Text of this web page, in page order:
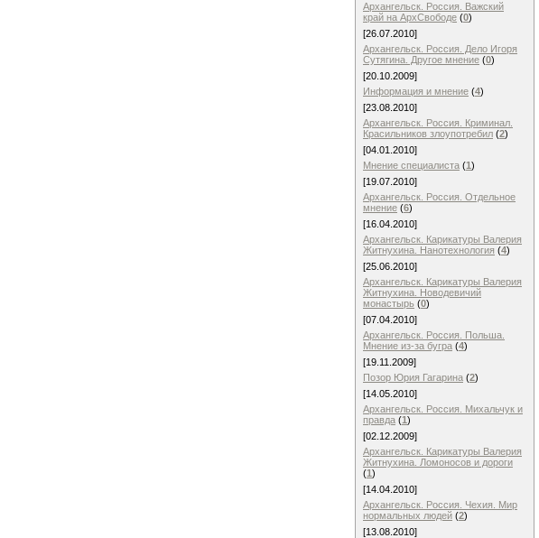
Архангельск. Россия. Важский
край на АрхСвободе (0)
[26.07.2010]
Архангельск. Россия. Дело Игоря
Сутягина. Другое мнение (0)
[20.10.2009]
Информация и мнение (4)
[23.08.2010]
Архангельск. Россия. Криминал.
Красильников злоупотребил (2)
[04.01.2010]
Мнение специалиста (1)
[19.07.2010]
Архангельск. Россия. Отдельное
мнение (6)
[16.04.2010]
Архангельск. Карикатуры Валерия
Житнухина. Нанотехнология (4)
[25.06.2010]
Архангельск. Карикатуры Валерия
Житнухина. Новодевичий
монастырь (0)
[07.04.2010]
Архангельск. Россия. Польша.
Мнение из-за бугра (4)
[19.11.2009]
Позор Юрия Гагарина (2)
[14.05.2010]
Архангельск. Россия. Михальчук и
правда (1)
[02.12.2009]
Архангельск. Карикатуры Валерия
Житнухина. Ломоносов и дороги
(1)
[14.04.2010]
Архангельск. Россия. Чехия. Мир
нормальных людей (2)
[13.08.2010]